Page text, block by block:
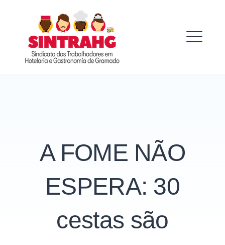
SINTRAHG
A FOME NÃO
ESPERA: 30
cestas são